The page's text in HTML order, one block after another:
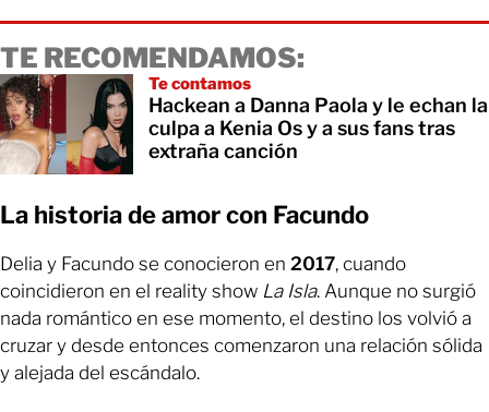
TE RECOMENDAMOS:
Te contamos
Hackean a Danna Paola y le echan la
culpa a Kenia Os y a sus fans tras
extraña canción
La historia de amor con Facundo
Delia y Facundo se conocieron en 2017, cuando
coincidieron en el reality show La Isla. Aunque no surgió
nada romántico en ese momento, el destino los volvió a
cruzar y desde entonces comenzaron una relación sólida
y alejada del escándalo.